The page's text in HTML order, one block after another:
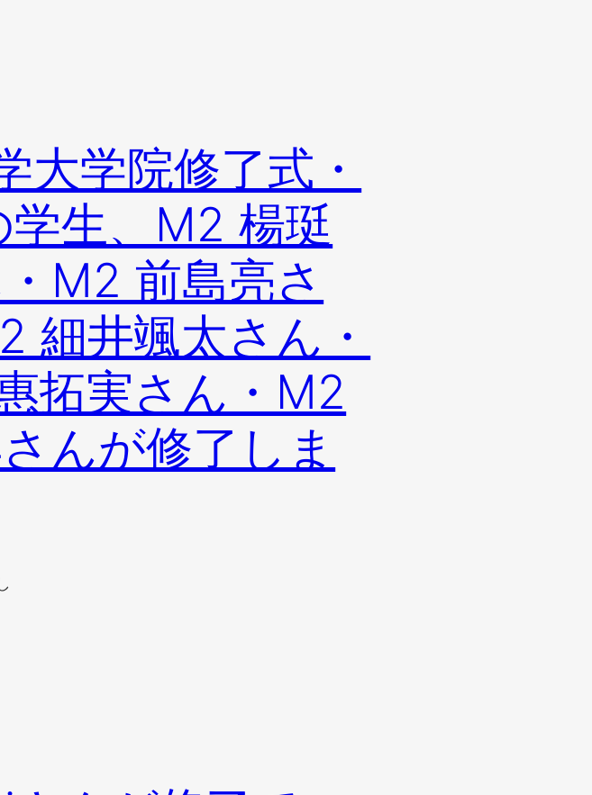
学院修了式・
生、M2 楊珽
M2 前島亮さ
細井颯太さん・
拓実さん・M2
んが修了しま